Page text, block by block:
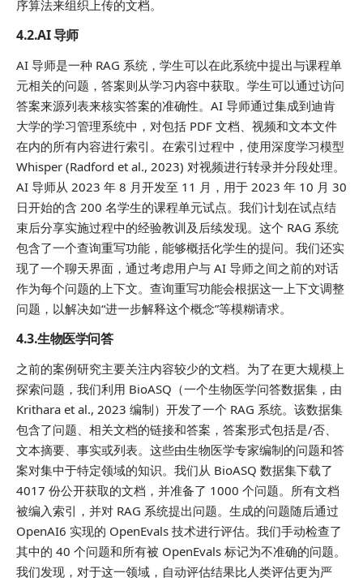
序算法来组织上传的文档。
4.2.AI 导师
AI 导师是一种 RAG 系统，学生可以在此系统中提出与课程单
元相关的问题，答案则从学习内容中获取。学生可以通过访问
答案来源列表来核实答案的准确性。AI 导师通过集成到迪肯
大学的学习管理系统中，对包括 PDF 文档、视频和文本文件
在内的所有内容进行索引。在索引过程中，使用深度学习模型
Whisper (Radford et al., 2023) 对视频进行转录并分段处理。
AI 导师从 2023 年 8 月开发至 11 月，用于 2023 年 10 月 30
日开始的含 200 名学生的课程单元试点。我们计划在试点结
束后分享实施过程中的经验教训及后续发现。这个 RAG 系统
包含了一个查询重写功能，能够概括化学生的提问。我们还实
现了一个聊天界面，通过考虑用户与 AI 导师之间之前的对话
作为每个问题的上下文。查询重写功能会根据这一上下文调整
问题，以解决如“进一步解释这个概念”等模糊请求。
4.3.生物医学问答
之前的案例研究主要关注内容较少的文档。为了在更大规模上
探索问题，我们利用 BioASQ（一个生物医学问答数据集，由
Krithara et al., 2023 编制）开发了一个 RAG 系统。该数据集
包含了问题、相关文档的链接和答案，答案形式包括是/否、
文本摘要、事实或列表。这些由生物医学专家编制的问题和答
案对集中于特定领域的知识。我们从 BioASQ 数据集下载了
4017 份公开获取的文档，并准备了 1000 个问题。所有文档
被编入索引，并对 RAG 系统提出问题。生成的问题随后通过
OpenAI6 实现的 OpenEvals 技术进行评估。我们手动检查了
其中的 40 个问题和所有被 OpenEvals 标记为不准确的问题。
我们发现，对于这一领域，自动评估结果比人类评估更为严